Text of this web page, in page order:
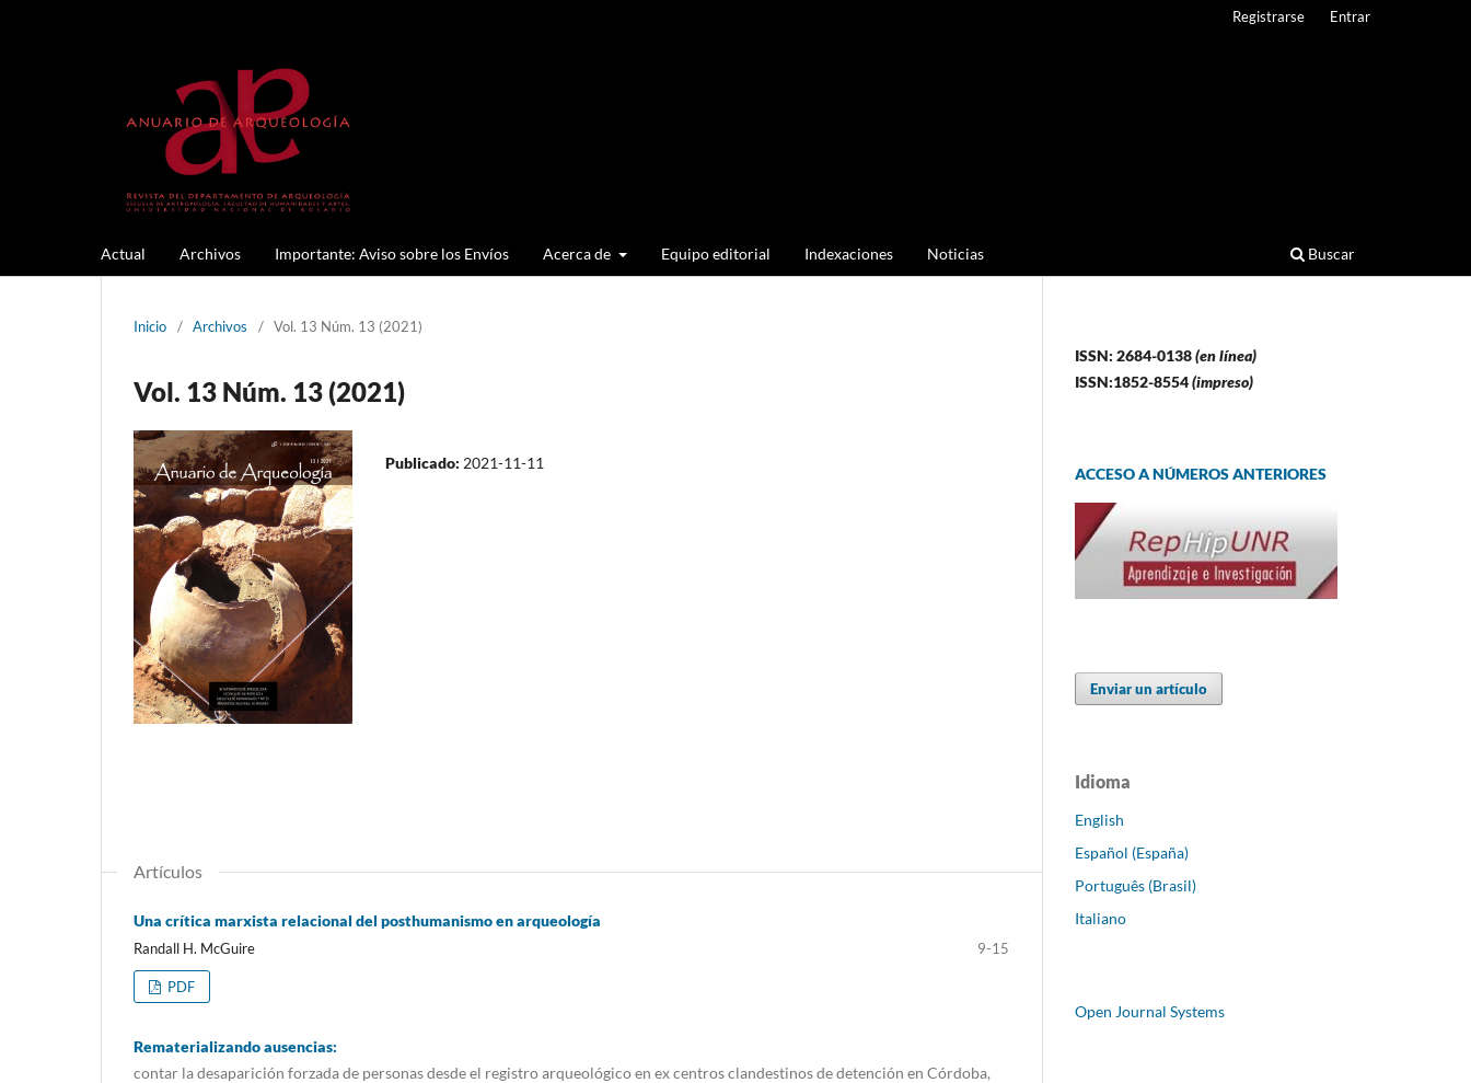
Actual Archivos Importante: Aviso sobre los Envíos Acerca de Equipo editorial Indexaciones Noticias Buscar
Registrarse Entrar
Inicio / Archivos / Vol. 13 Núm. 13 (2021)
Vol. 13 Núm. 13 (2021)
Publicado: 2021-11-11
Artículos
Una crítica marxista relacional del posthumanismo en arqueología
Randall H. McGuire 9-15
PDF
Rematerializando ausencias:
contar la desaparición forzada de personas desde el registro arqueológico en ex centros clandestinos de detención en Córdoba,
ISSN: 2684-0138(en línea)
ISSN:1852-8554(impreso)
ACCESO A NÚMEROS ANTERIORES
Enviar un artículo
Idioma
English
Español (España)
Português (Brasil)
Italiano
Open Journal Systems